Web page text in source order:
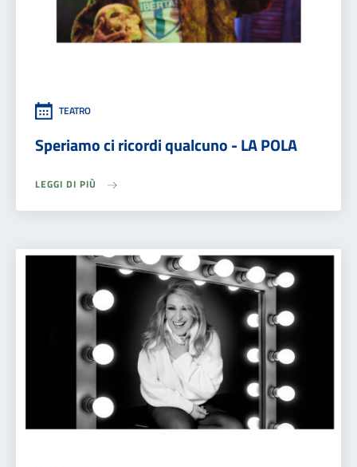
TEATRO
Speriamo ci ricordi qualcuno - LA POLA
LEGGI DI PIÙ